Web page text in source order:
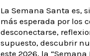
La Semana Santa es,
más esperada por los
desconectarse,
supuesto, descubrir
este 2026, la “Semana